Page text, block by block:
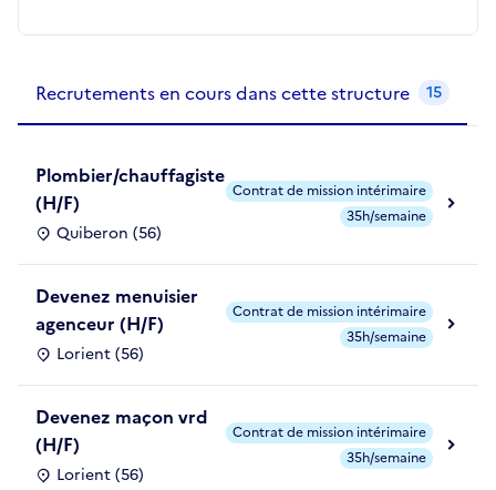
Recrutements en cours dans cette structure 15
Plombier/chauffagiste
(H/F)
Quiberon (56)
Contrat de mission intérimaire
35h/semaine
Devenez menuisier
agenceur (H/F)
Lorient (56)
Contrat de mission intérimaire
35h/semaine
Devenez maçon vrd
(H/F)
Lorient (56)
Contrat de mission intérimaire
35h/semaine